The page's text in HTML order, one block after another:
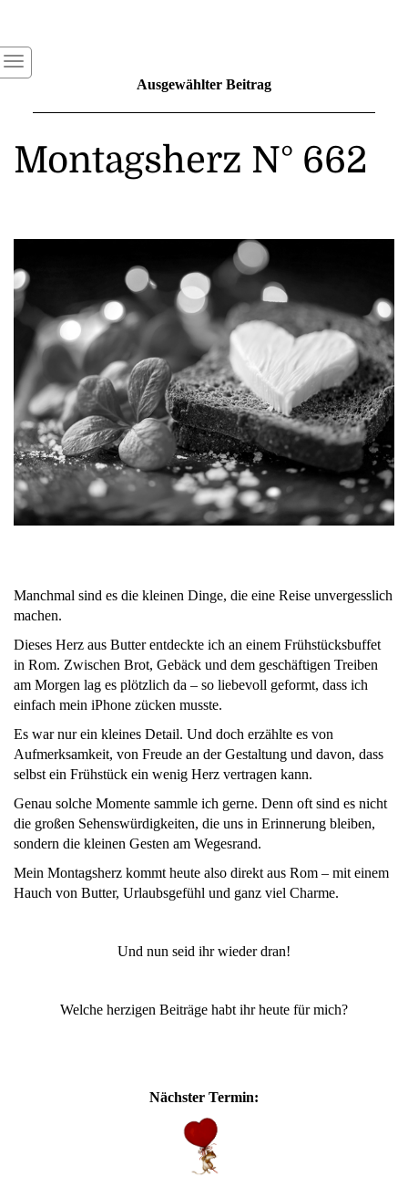
Ausgewählter Beitrag
Montagsherz N° 662
Manchmal sind es die kleinen Dinge, die eine Reise unvergesslich
machen.
Dieses Herz aus Butter entdeckte ich an einem Frühstücksbuffet
in Rom. Zwischen Brot, Gebäck und dem geschäftigen Treiben
am Morgen lag es plötzlich da – so liebevoll geformt, dass ich
einfach mein iPhone zücken musste.
Es war nur ein kleines Detail. Und doch erzählte es von
Aufmerksamkeit, von Freude an der Gestaltung und davon, dass
selbst ein Frühstück ein wenig Herz vertragen kann.
Genau solche Momente sammle ich gerne. Denn oft sind es nicht
die großen Sehenswürdigkeiten, die uns in Erinnerung bleiben,
sondern die kleinen Gesten am Wegesrand.
Mein Montagsherz kommt heute also direkt aus Rom – mit einem
Hauch von Butter, Urlaubsgefühl und ganz viel Charme.
Und nun seid ihr wieder dran!
Welche herzigen Beiträge habt ihr heute für mich?
Nächster Termin: